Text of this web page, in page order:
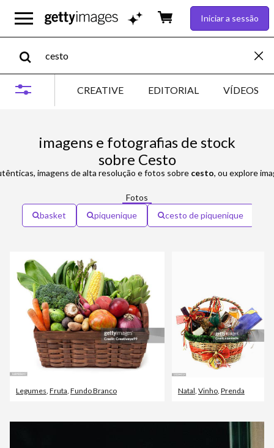
Iniciar a sessão
CREATIVE EDITORIAL VÍDEOS
imagens e fotografias de stock
sobre Cesto
imagens de alta resolução e fotos sobre cesto, ou explore
Fotos
basket
piquenique cesto de piquenique
Legumes Fruta Fundo Branco Natal Vinho, Prenda